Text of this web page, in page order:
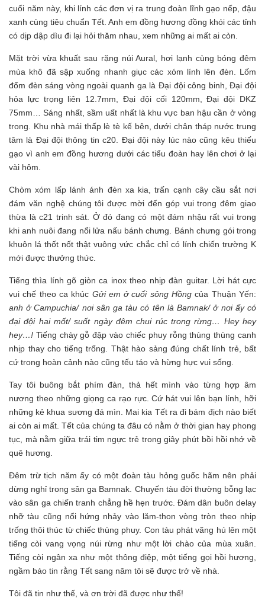
cuối năm này, khi lính các đơn vị ra trung đoàn lĩnh gạo nếp, đậu
xanh cùng tiêu chuẩn Tết. Anh em đồng hương đồng khói các tỉnh
có dịp dập dìu đi lại hỏi thăm nhau, xem những ai mất ai còn.
Mặt trời vừa khuất sau rặng núi Aural, hơi lạnh cùng bóng đêm
mùa khô đã sập xuống nhanh giục các xóm lính lên đèn. Lốm
đốm đèn sáng vòng ngoài quanh ga là Đại đội công binh, Đại đội
hỏa lực trọng liên 12.7mm, Đại đội cối 120mm, Đại đội DKZ
75mm… Sáng nhất, sầm uất nhất là khu vực ban hậu cần ở vòng
trong. Khu nhà mái thấp lè tè kế bên, dưới chân tháp nước trung
tâm là Đại đội thông tin c20. Đại đội này lúc nào cũng kêu thiếu
gạo vì anh em đồng hương dưới các tiểu đoàn hay lên chơi ở lại
vài hôm.
Chòm xóm lấp lánh ánh đèn xa kia, trấn cạnh cây cầu sắt nơi
đám văn nghệ chúng tôi được mời đến góp vui trong đêm giao
thừa là c21 trinh sát. Ở đó đang có một đám nhậu rất vui trong
khi anh nuôi đang nổi lửa nấu bánh chưng. Bánh chưng gói trong
khuôn lá thốt nốt thật vuông vức chắc chỉ có lính chiến trường K
mới được thưởng thức.
Tiếng thìa lính gõ giòn ca inox theo nhịp đàn guitar. Lời hát cực
vui chế theo ca khúc Gửi em ở cuối sông Hồng của Thuận Yến:
anh ở Campuchia/ nơi sân ga tàu có tên là Bamnak/ ở nơi ấy có
đại đội hai mốt/ suốt ngày đêm chui rúc trong rừng… Hey hey
hey…! Tiếng chày gỗ đập vào chiếc phuy rỗng thùng thùng canh
nhịp thay cho tiếng trống. Thật hào sảng đúng chất lính trẻ, bất
cứ trong hoàn cảnh nào cũng tếu táo và hừng hực vui sống.
Tay tôi buông bắt phím đàn, thả hết mình vào từng hợp âm
nương theo những giọng ca rạo rực. Cứ hát vui lên bạn lính, hỡi
những kẻ khua sương đá mìn. Mai kia Tết ra đi bám địch nào biết
ai còn ai mất. Tết của chúng ta đâu có nằm ở thời gian hay phong
tục, mà nằm giữa trái tim ngực trẻ trong giây phút bồi hồi nhớ về
quê hương.
Đêm trừ tịch năm ấy có một đoàn tàu hỏng guốc hãm nên phải
dừng nghỉ trong sân ga Bamnak. Chuyến tàu đời thường bỗng lạc
vào sân ga chiến tranh chẳng hề hẹn trước. Đám dân buôn delay
nhỡ tàu cũng nổi hứng nhảy vào lăm-thon vòng tròn theo nhịp
trống thôi thúc từ chiếc thùng phuy. Con tàu phát vãng hú lên một
tiếng còi vang vọng núi rừng như một lời chào của mùa xuân.
Tiếng còi ngân xa như một thông điệp, một tiếng gọi hồi hương,
ngầm báo tin rằng Tết sang năm tôi sẽ được trở về nhà.
Tôi đã tin như thế, và ơn trời đã được như thế!